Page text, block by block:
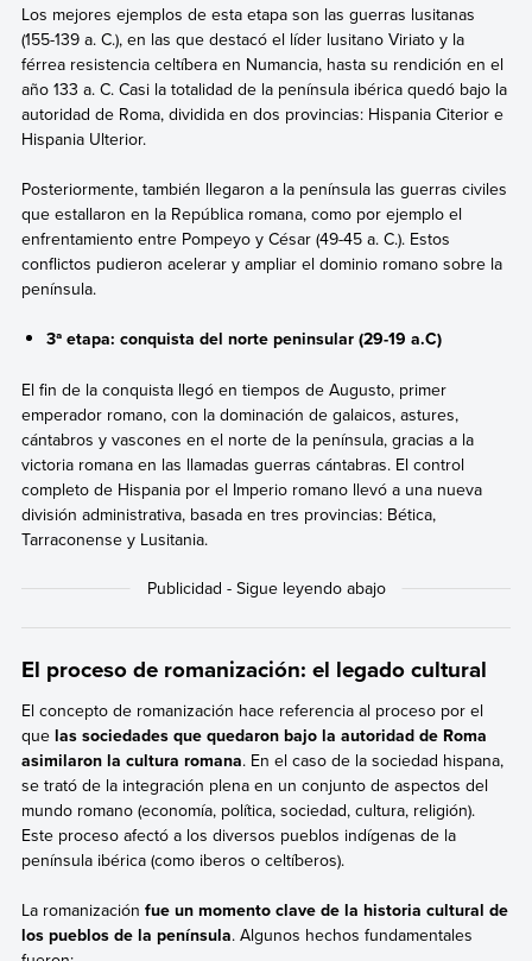
Los mejores ejemplos de esta etapa son las guerras lusitanas
(155-139 a. C.), en las que destacó el líder lusitano Viriato y la
férrea resistencia celtíbera en Numancia, hasta su rendición en el
año 133 a. C. Casi la totalidad de la península ibérica quedó bajo la
autoridad de Roma, dividida en dos provincias: Hispania Citerior e
Hispania Ulterior.
Posteriormente, también llegaron a la península las guerras civiles
que estallaron en la República romana, como por ejemplo el
enfrentamiento entre Pompeyo y César (49-45 a. C.). Estos
conflictos pudieron acelerar y ampliar el dominio romano sobre la
península.
3ª etapa: conquista del norte peninsular (29-19 a.C)
El fin de la conquista llegó en tiempos de Augusto, primer
emperador romano, con la dominación de galaicos, astures,
cántabros y vascones en el norte de la península, gracias a la
victoria romana en las llamadas guerras cántabras. El control
completo de Hispania por el Imperio romano llevó a una nueva
división administrativa, basada en tres provincias: Bética,
Tarraconense y Lusitania.
El proceso de romanización: el legado cultural
El concepto de romanización hace referencia al proceso por el
quelas sociedades que quedaron bajo la autoridad de Roma
asimilaron la cultura romana. En el caso de la sociedad hispana,
se trató de la integración plena en un conjunto de aspectos del
mundo romano (economía, política, sociedad, cultura, religión).
Este proceso afectó a los diversos pueblos indígenas de la
península ibérica (como iberos o celtíberos).
La romanización fue un momento clave de la historia cultural de
los pueblos de la península. Algunos hechos fundamentales